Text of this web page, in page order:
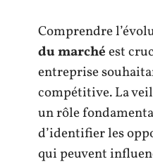
Comprendre
du marchéest
entreprise
compétitive. La
un rôle
d’identifier les
qui peuvent